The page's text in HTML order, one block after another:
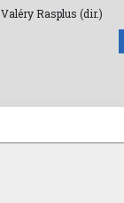
Valéry Rasplus (dir.)